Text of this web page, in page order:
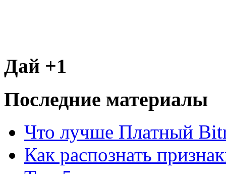
Дай +1
Последние материалы
Что лучше Платный
Как распознать